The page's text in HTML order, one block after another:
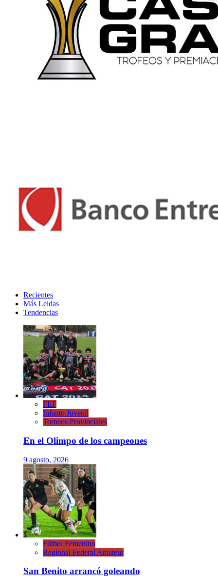
Recientes
Más Leidas
Tendencias
FEF
Infanto Juvenil
Torneos Provinciales
En el Olimpo de los campeones
9 agosto, 2026
Fútbol Femenino
Regional Federal Amateur
San Benito arrancó goleando